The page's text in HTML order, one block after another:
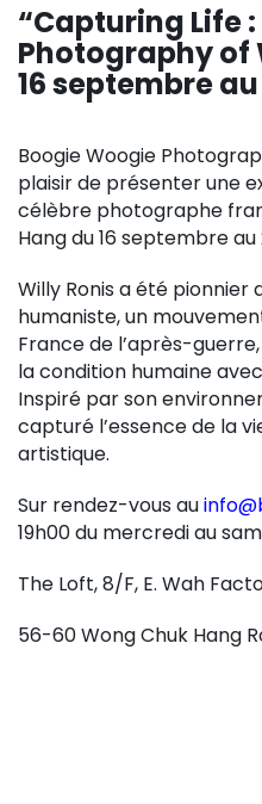
“Capturing Life :
Photography of
16 septembre
Boogie Woogie
plaisir de présenter une
célèbre photographe
Hang du 16 septembre au
Willy Ronis a été
humaniste, un
France de l’après-
la condition humaine
Inspiré par son
capturé l’essence de la
artistique.
Sur rendez-vous au
19h00 du mercredi au
The Loft, 8/F, E. Wah
56-60 Wong Chuk Hang